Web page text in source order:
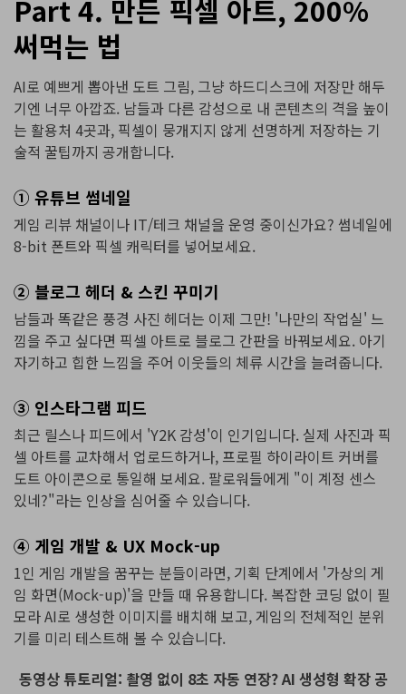
Part 4. 만든 픽셀 아트, 200%
써먹는 법
AI로 예쁘게 뽑아낸 도트 그림, 그냥 하드디스크에 저장만 해두
기엔 너무 아깝죠. 남들과 다른 감성으로 내 콘텐츠의 격을 높이
는 활용처 4곳과, 픽셀이 뭉개지지 않게 선명하게 저장하는 기
술적 꿀팁까지 공개합니다.
① 유튜브 썸네일
게임 리뷰 채널이나 IT/테크 채널을 운영 중이신가요? 썸네일에
8-bit 폰트와 픽셀 캐릭터를 넣어보세요.
② 블로그 헤더 & 스킨 꾸미기
남들과 똑같은 풍경 사진 헤더는 이제 그만! '나만의 작업실' 느
낌을 주고 싶다면 픽셀 아트로 블로그 간판을 바꿔보세요. 아기
자기하고 힙한 느낌을 주어 이웃들의 체류 시간을 늘려줍니다.
③ 인스타그램 피드
최근 릴스나 피드에서 'Y2K 감성'이 인기입니다. 실제 사진과 픽
셀 아트를 교차해서 업로드하거나, 프로필 하이라이트 커버를
도트 아이콘으로 통일해 보세요. 팔로워들에게 "이 계정 센스
있네?"라는 인상을 심어줄 수 있습니다.
④ 게임 개발 & UX Mock-up
1인 게임 개발을 꿈꾸는 분들이라면, 기획 단계에서 '가상의 게
임 화면(Mock-up)'을 만들 때 유용합니다. 복잡한 코딩 없이 필
모라 AI로 생성한 이미지를 배치해 보고, 게임의 전체적인 분위
기를 미리 테스트해 볼 수 있습니다.
동영상 튜토리얼: 촬영 없이 8초 자동 연장? AI 생성형 확장 공